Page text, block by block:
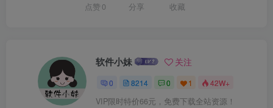
点赞 0 分享 收藏
软件小妹 关注
0 8214 0 1 42W+
VIP限时特价66元，免费下载全站资源！